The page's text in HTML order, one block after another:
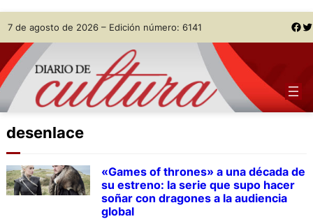
Skip
to
content
7 de agosto de 2026 – Edición número: 6141 Facebook Twitter
desenlace
«Games of thrones» a una década de
su estreno: la serie que supo hacer
soñar con dragones a la audiencia
global